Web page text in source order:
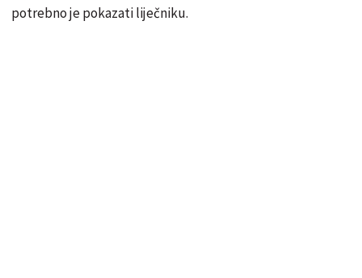
potrebno je pokazati liječniku.